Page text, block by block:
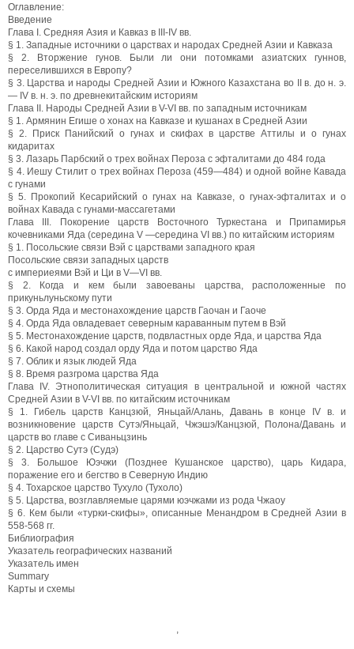
Оглавление:
Введение
Глава I. Средняя Азия и Кавказ в III-IV вв.
§ 1. Западные источники о царствах и народах Средней Азии и Кавказа
§ 2. Вторжение гунов. Были ли они потомками азиатских гуннов,
переселившихся в Европу?
§ 3. Царства и народы Средней Азии и Южного Казахстана во II в. до н. э.
— IV в. н. э. по древнекитайским историям
Глава II. Народы Средней Азии в V-VI вв. по западным источникам
§ 1. Армянин Егише о хонах на Кавказе и кушанах в Средней Азии
§ 2. Приск Панийский о гунах и скифах в царстве Аттилы и о гунах
кидаритах
§ 3. Лазарь Парбский о трех войнах Пероза с эфталитами до 484 года
§ 4. Иешу Стилит о трех войнах Пероза (459—484) и одной войне Кавада
с гунами
§ 5. Прокопий Кесарийский о гунах на Кавказе, о гунах-эфталитах и о
войнах Кавада с гунами-массагетами
Глава III. Покорение царств Восточного Туркестана и Припамирья
кочевниками Яда (середина V —середина VI вв.) по китайским историям
§ 1. Посольские связи Вэй с царствами западного края
Посольские связи западных царств
с империеями Вэй и Ци в V—VI вв.
§ 2. Когда и кем были завоеваны царства, расположенные по
прикуньлуньскому пути
§ 3. Орда Яда и местонахождение царств Гаочан и Гаоче
§ 4. Орда Яда овладевает северным караванным путем в Вэй
§ 5. Местонахождение царств, подвластных орде Яда, и царства Яда
§ 6. Какой народ создал орду Яда и потом царство Яда
§ 7. Облик и язык людей Яда
§ 8. Время разгрома царства Яда
Глава IV. Этнополитическая ситуация в центральной и южной частях
Средней Азии в V-VI вв. по китайским источникам
§ 1. Гибель царств Канцзюй, Яньцай/Алань, Давань в конце IV в. и
возникновение царств Сутэ/Яньцай, Чжэшэ/Канцзюй, Полона/Давань и
царств во главе с Сиваньцзинь
§ 2. Царство Сутэ (Судэ)
§ 3. Большое Юэчжи (Позднее Кушанское царство), царь Кидара,
поражение его и бегство в Северную Индию
§ 4. Тохарское царство Тухуло (Тухоло)
§ 5. Царства, возглавляемые царями юэчжами из рода Чжаоу
§ 6. Кем были «турки-скифы», описанные Менандром в Средней Азии в
558-568 гг.
Библиография
Указатель географических названий
Указатель имен
Summary
Карты и схемы
,